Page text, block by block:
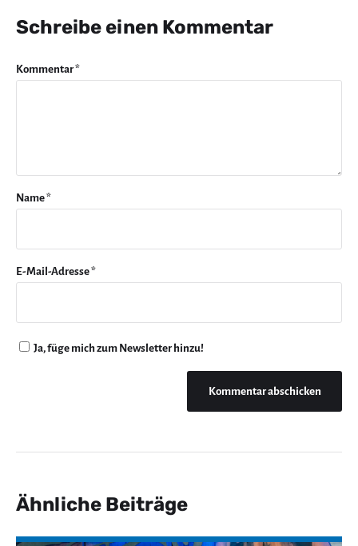
Schreibe einen Kommentar
Kommentar*
Name*
E-Mail-Adresse*
Ja, füge mich zum Newsletter hinzu!
Ähnliche Beiträge